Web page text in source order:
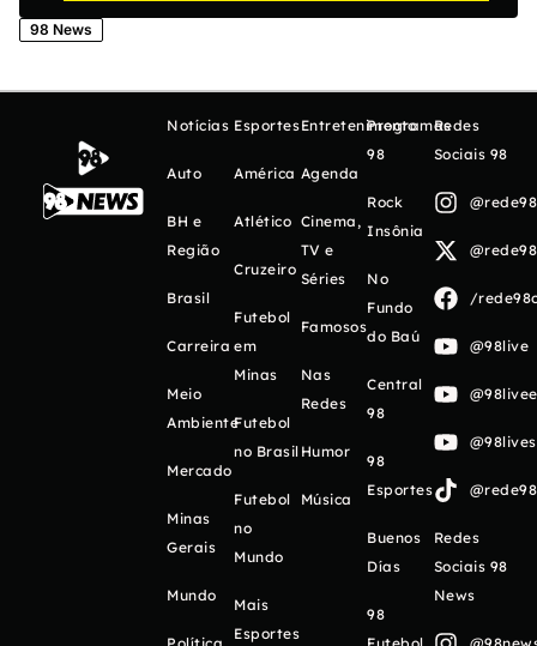
98 News
Notícias
Auto
BH e
Região
Brasil
Carreira
Meio
Ambiente
Mercado
Minas
Gerais
Mundo
Esportes
América
Atlético
Cruzeiro
Futebol
em
Minas
Futebol
no Brasil
Futebol
no
Mundo
Mais
Esportes
Entretenimento
Agenda
Cinema,
TV e
Séries
Famosos
Nas
Redes
Humor
Música
Programas
98
Rock
Insônia
No
Fundo
do Baú
Central
98
98
Esportes
Buenos
Días
98
Redes
Sociais 98
/
@98live
Redes
Sociais 98
News